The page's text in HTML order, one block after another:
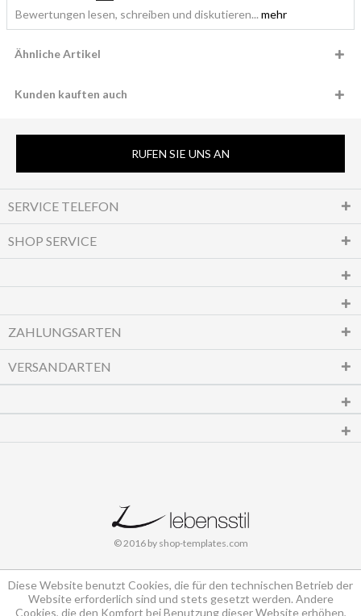
Bewertungen lesen, schreiben und diskutieren... mehr
Ähnliche Artikel
Kunden kauften auch
RUFEN SIE UNS AN
SERVICE TELEFON
SHOP SERVICE
ZAHLUNGSARTEN
VERSANDARTEN
© 2016 by shop-templates.com
Diese Website benutzt Cookies, die für den technischen Betrieb der
Website erforderlich sind und stets gesetzt werden. Andere
Cookies, die den Komfort bei Benutzung dieser Website erhöhen,